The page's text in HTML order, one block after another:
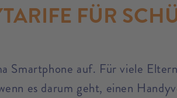
FÜR
auf. Für viele
es darum geht, einen